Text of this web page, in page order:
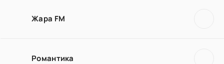
Жара FM
Романтика